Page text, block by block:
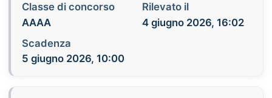
Classe di concorso
AAAA
Rilevato il
4 giugno 2026, 16:02
Scadenza
5 giugno 2026, 10:00